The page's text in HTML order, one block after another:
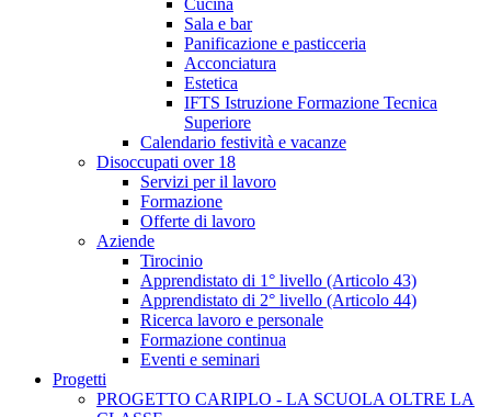
Cucina
Sala e bar
Panificazione e pasticceria
Acconciatura
Estetica
IFTS Istruzione Formazione Tecnica
Superiore
Calendario festività e vacanze
Disoccupati over 18
Servizi per il lavoro
Formazione
Offerte di lavoro
Aziende
Tirocinio
Apprendistato di 1° livello (Articolo 43)
Apprendistato di 2° livello (Articolo 44)
Ricerca lavoro e personale
Formazione continua
Eventi e seminari
Progetti
PROGETTO CARIPLO - LA SCUOLA OLTRE LA